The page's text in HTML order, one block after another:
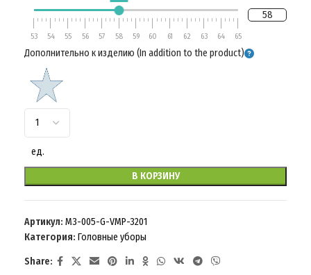
53 54 55 56 57 58 59 60 61 62 63 64 65
58
Дополнительно к изделию (In addition to the product)
ед.
В КОРЗИНУ
Артикул: M3-005-G-VMP-3201
Категория: Головные уборы
Share: